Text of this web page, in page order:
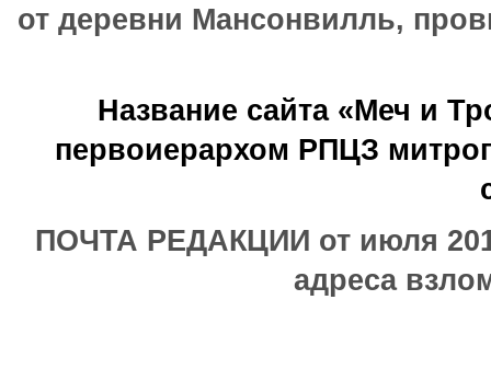
от деревни Мансонвилль,
Название сайта «Меч и
первоиерархом РПЦЗ
ПОЧТА РЕДАКЦИИ от июля
адреса